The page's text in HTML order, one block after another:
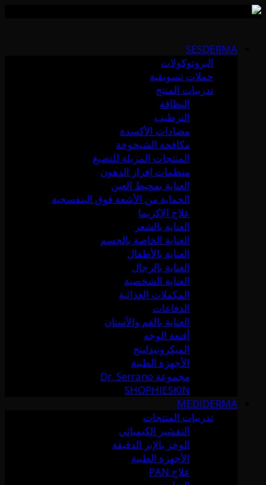
content
SESDERMA
البروتوكولات
حملات تسويقية
تدريبات المنتج
النظافة
الترطيب
مضادات الأكسدة
مكافحة الشيخوخة
المنتجات المزيلة للتصبغ
منظمات إفراز الدهون
العناية بمحيط العين
الحماية من الأشعة فوق البنفسجية
علاج الإكزيما
العناية بالشعر
العناية الخاصة بالجسم
العناية بالأطفال
العناية بالرجال
العناية الشخصية
المكملات الغذائية
الدفاعات
العناية بالفم والأسنان
أقنعة الوجه
الميكرونيدلينج
الأجهزة الطبية
مجموعة Dr. Serrano
SHOPHIESKIN
MEDIDERMA
تدريبات المنتجات
التقشير الكيميائي
الوخز بالإبر الدقيقة
الأجهزة الطبية
علاج PAN